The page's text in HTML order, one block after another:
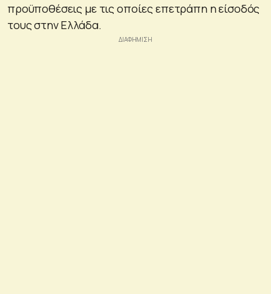
προϋποθέσεις με τις οποίες επετράπη η είσοδός
τους στην Ελλάδα.